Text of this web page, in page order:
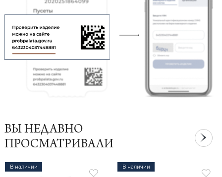
ВЫ НЕДАВНО
ПРОСМАТРИВАЛИ
В наличии В наличии